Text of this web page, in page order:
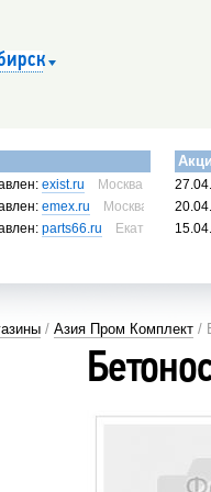
exist.ru
Москва, Россия
emex.ru
Москва, Россия
parts66.ru Екатеринбург,
/ Азия Пром Комплект /